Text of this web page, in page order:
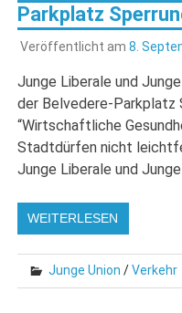
Parkplatz
Veröffentlicht am 8.
Junge Liberale und
der Belvedere-Parkplatz
“Wirtschaftliche
Stadtdürfen nicht
Junge Liberale und
WEITERLESEN
Junge Union /Verkehr